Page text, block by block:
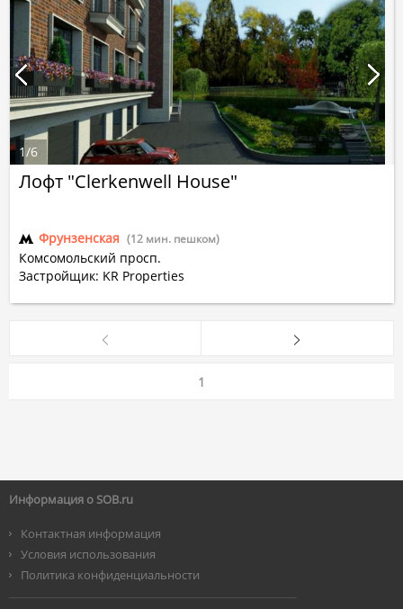
Лофт "Clerkenwell House"
Фрунзенская (12 мин. пешком)
Комсомольский просп.
Застройщик: KR Properties
1/6
1
Информация о SOB.ru
Контактная информация
Условия использования
Политика конфиденциальности